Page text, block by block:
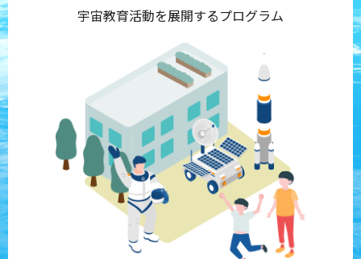
宇宙教育活動を展開するプログラム